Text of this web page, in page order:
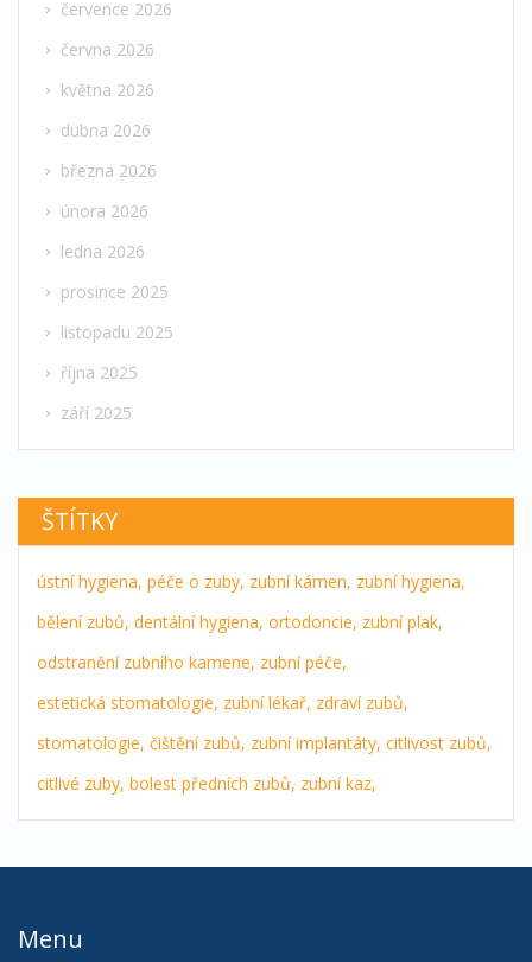
července 2026
června 2026
května 2026
dubna 2026
března 2026
února 2026
ledna 2026
prosince 2025
listopadu 2025
října 2025
září 2025
ŠTÍTKY
ústní hygiena, péče o zuby, zubní kámen, zubní hygiena,
bělení zubů, dentální hygiena, ortodoncie, zubní plak,
odstranění zubního kamene, zubní péče,
estetická stomatologie, zubní lékař, zdraví zubů,
stomatologie, čištění zubů, zubní implantáty, citlivost zubů,
citlivé zuby, bolest předních zubů, zubní kaz,
Menu